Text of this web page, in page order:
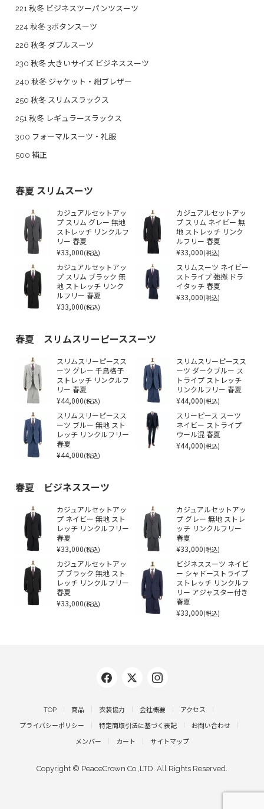
221 秋冬 ビジネスツーパンツスーツ
224 秋冬 3ボタンスーツ
226 秋冬 ダブルスーツ
230 秋冬 大きいサイズ ビジネススーツ
240 秋冬 ジャケット・紺ブレザー
250 秋冬 スリムスラックス
251 秋冬 レギュラースラックス
300 フォーマルスーツ・礼服
500 補正
春夏 スリムスーツ
カジュアルセットアッ
プ スリム グレー 無地
ストレッチ リンクルフ
リー 春夏
¥33,000(税込)
カジュアルセットアッ
プ スリム ネイビー 無
地 ストレッチ リンク
ルフリー 春夏
¥33,000(税込)
カジュアルセットアッ
プ スリム ブラック 無
地 ストレッチ リンク
ルフリー 春夏
¥33,000(税込)
スリムスーツ ネイビー
ストライプ 強撚 ドラ
イタッチ 春夏
¥33,000(税込)
春夏 スリムスリーピーススーツ
スリムスリーピースス
ーツ グレー 千鳥格子
ストレッチ リンクルフ
リー 春夏
¥44,000(税込)
スリムスリーピースス
ーツ ダークブルー ス
トライプ ストレッチ
リンクルフリー 春夏
¥44,000(税込)
スリムスリーピースス
ーツ ブルー 無地 スト
レッチ リンクルフリー
春夏
¥44,000(税込)
スリーピース スーツ
ネイビー ストライプ
ウール混 春夏
¥44,000(税込)
春夏 ビジネススーツ
カジュアルセットアッ
プ ネイビー 無地 スト
レッチ リンクルフリー
春夏
¥33,000(税込)
カジュアルセットアッ
プ グレー 無地 ストレ
ッチ リンクルフリー
春夏
¥33,000(税込)
カジュアルセットアッ
プ ブラック 無地 スト
レッチ リンクルフリー
春夏
¥33,000(税込)
ビジネススーツ ネイビ
ー シャドーストライプ
ストレッチ リンクルフ
リー アジャスター付き
春夏
¥33,000(税込)
TOP 商品 衣装協力 会社概要 アクセス
プライバシーポリシー 特定商取引法に基づく表記 お問い合わせ
メンバー カート サイトマップ
Copyright © PeaceCrown Co.,LTD. All Rights Reserved.